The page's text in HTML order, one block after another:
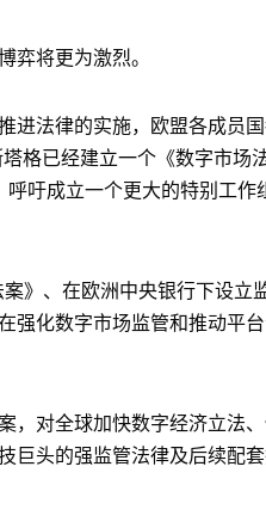
将更为激烈。
法律的实施，欧盟各成员
格已经建立一个《数字市场
吁成立一个更大的特别工作
、在欧洲中央银行下设立
强化数字市场监管和推动平
对全球加快数字经济立法
巨头的强监管法律及后续配